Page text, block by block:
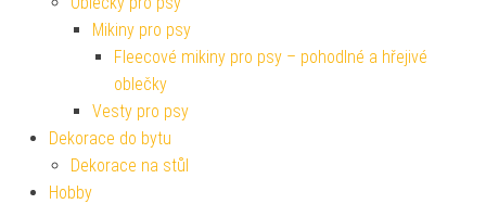
Mikiny pro psy
Fleecové mikiny pro psy – pohodlné a hřejivé
oblečky
Vesty pro psy
Dekorace do bytu
Dekorace na stůl
Hobby